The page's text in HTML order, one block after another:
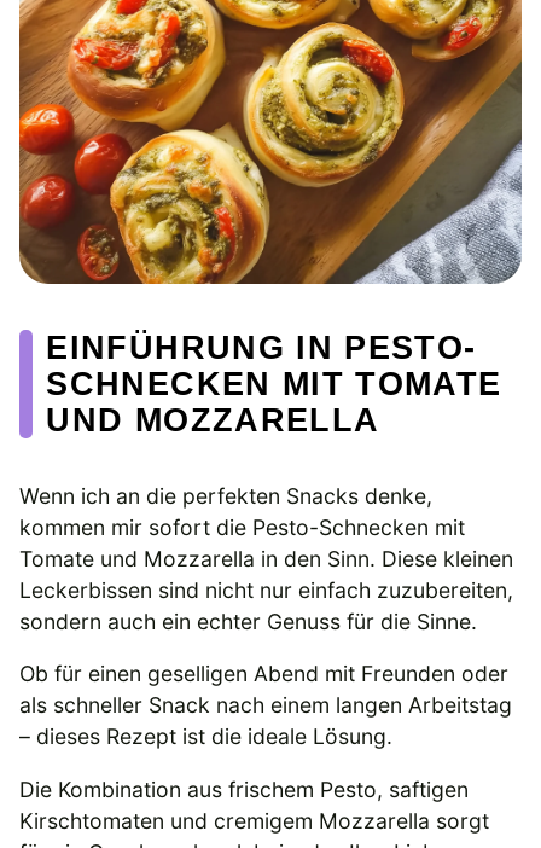
EINFÜHRUNG IN PESTO-
SCHNECKEN MIT TOMATE
UND MOZZARELLA
Wenn ich an die perfekten Snacks denke,
kommen mir sofort die Pesto-Schnecken mit
Tomate und Mozzarella in den Sinn. Diese kleinen
Leckerbissen sind nicht nur einfach zuzubereiten,
sondern auch ein echter Genuss für die Sinne.
Ob für einen geselligen Abend mit Freunden oder
als schneller Snack nach einem langen Arbeitstag
– dieses Rezept ist die ideale Lösung.
Die Kombination aus frischem Pesto, saftigen
Kirschtomaten und cremigem Mozzarella sorgt